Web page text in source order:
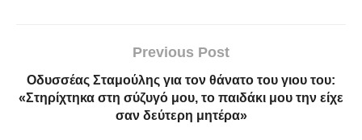
Previous Post
Οδυσσέας Σταμούλης για τον θάνατο του γιου του:
«Στηρίχτηκα στη σύζυγό μου, το παιδάκι μου την είχε
σαν δεύτερη μητέρα»